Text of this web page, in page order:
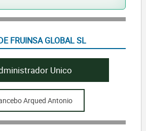
FRUINSA GLOBAL SL
Unico
Arqued Antonio